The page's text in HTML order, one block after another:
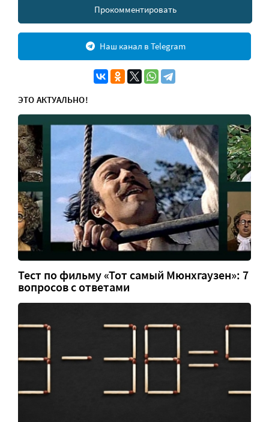
Прокомментировать
Наш канал в Telegram
ЭТО АКТУАЛЬНО!
Тест по фильму «Тот самый Мюнхгаузен»: 7
вопросов с ответами